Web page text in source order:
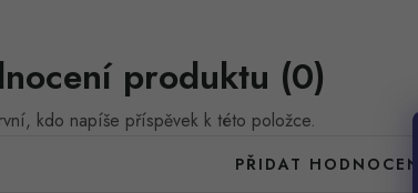
produktu (0)
kdo napíše příspěvek k této položce.
PŘIDAT HODNOCENÍ